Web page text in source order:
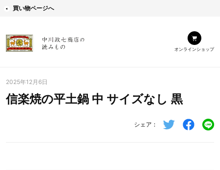
買い物ページへ
オンラインショップ
2025年12月6日
信楽焼の平土鍋 中 サイズなし 黒
シェア